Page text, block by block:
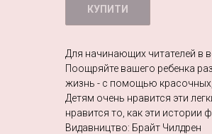
КУПИТИ
Для начинающих читателей в
Поощряйте вашего ребенка
жизнь - с помощью
Детям очень нравится эти
нравится то, как эти истории
Видавництво: Брайт Чилдрен